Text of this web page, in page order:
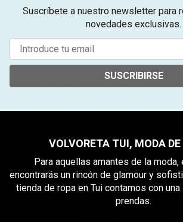
Suscríbete a nuestro newsletter para
novedades exclusivas.
SUSCRIBIRSE
VOLVORETA TUI, MODA
Para aquellas amantes de la moda,
encontrarás un rincón de glamour y
tienda de ropa en Tui contamos con
prendas.